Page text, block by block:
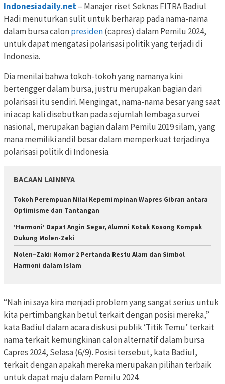
Indonesiadaily.net– Manajer riset Seknas FITRA Badiul
Hadi menuturkan sulit untuk berharap pada nama-nama
dalam bursa calonpresiden(capres) dalam Pemilu 2024,
untuk dapat mengatasi polarisasi politik yang terjadi di
Indonesia.
Dia menilai bahwa tokoh-tokoh yang namanya kini
bertengger dalam bursa, justru merupakan bagian dari
polarisasi itu sendiri. Mengingat, nama-nama besar yang saat
ini acap kali disebutkan pada sejumlah lembaga survei
nasional, merupakan bagian dalam Pemilu 2019 silam, yang
mana memiliki andil besar dalam memperkuat terjadinya
polarisasi politik di Indonesia.
BACAAN LAINNYA
Tokoh Perempuan Nilai Kepemimpinan Wapres Gibran antara
Optimisme dan Tantangan
‘Harmoni’ Dapat Angin Segar, Alumni Kotak Kosong Kompak
Dukung Molen-Zeki
Molen–Zaki: Nomor 2 Pertanda Restu Alam dan Simbol
Harmoni dalam Islam
“Nah ini saya kira menjadi problem yang sangat serius untuk
kita pertimbangkan betul terkait dengan posisi mereka,”
kata Badiul dalam acara diskusi publik ‘Titik Temu’ terkait
nama terkait kemungkinan calon alternatif dalam bursa
Capres 2024, Selasa (6/9). Posisi tersebut, kata Badiul,
terkait dengan apakah mereka merupakan pilihan terbaik
untuk dapat maju dalam Pemilu 2024.